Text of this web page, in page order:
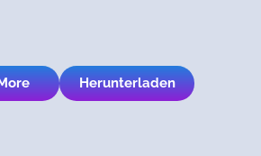
Herunterladen